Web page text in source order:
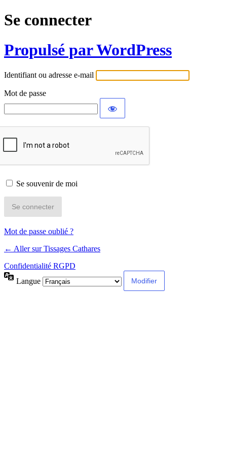
Se connecter
Propulsé par WordPress
Identifiant ou adresse e-mail
Mot de passe
Se souvenir de moi
Mot de passe oublié ?
← Aller sur Tissages Cathares
Confidentialité RGPD
Langue